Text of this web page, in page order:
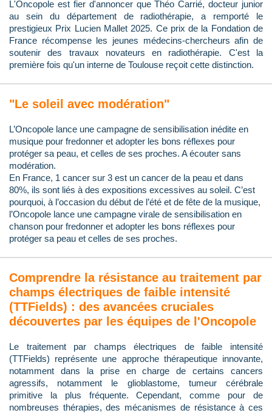
L'Oncopole est fier d'annoncer que Théo Carrié, docteur junior
au sein du département de radiothérapie, a remporté le
prestigieux Prix Lucien Mallet 2025. Ce prix de la Fondation de
France récompense les jeunes médecins-chercheurs afin de
soutenir des travaux novateurs en radiothérapie. C'est la
première fois qu'un interne de Toulouse reçoit cette distinction.
"Le soleil avec modération"
L’Oncopole lance une campagne de sensibilisation inédite en
musique pour fredonner et adopter les bons réflexes pour
protéger sa peau, et celles de ses proches. A écouter sans
modération.
En France, 1 cancer sur 3 est un cancer de la peau et dans
80%, ils sont liés à des expositions excessives au soleil. C’est
pourquoi, à l’occasion du début de l’été et de fête de la musique,
l’Oncopole lance une campagne virale de sensibilisation en
chanson pour fredonner et adopter les bons réflexes pour
protéger sa peau et celles de ses proches.
Comprendre la résistance au traitement par
champs électriques de faible intensité
(TTFields) : des avancées cruciales
découvertes par les équipes de l'Oncopole
Le traitement par champs électriques de faible intensité
(TTFields) représente une approche thérapeutique innovante,
notamment dans la prise en charge de certains cancers
agressifs, notamment le glioblastome, tumeur cérébrale
primitive la plus fréquente. Cependant, comme pour de
nombreuses thérapies, des mécanismes de résistance à ces